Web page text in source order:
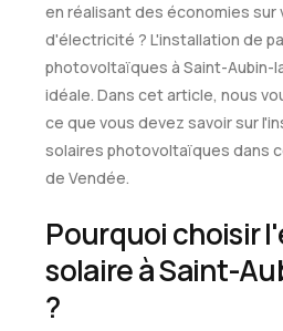
en réalisant des économies
d'électricité ? L'installation de
photovoltaïques à Saint-Aubin-
idéale. Dans cet article, nous
ce que vous devez savoir sur
solaires photovoltaïques dans
de Vendée.
Pourquoi choisir
solaire à Saint-
?